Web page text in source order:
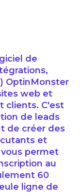
de
OptinMonster
web et
clients. C'est
de leads
de créer des
et
permet
au
60
ligne de